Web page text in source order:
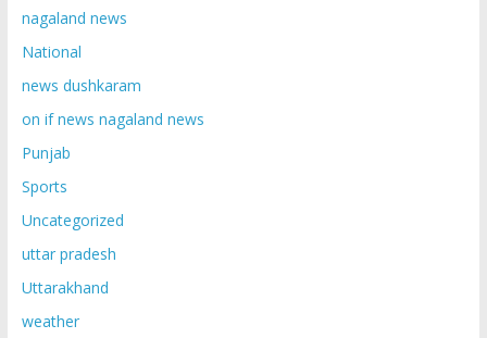
nagaland news
National
news dushkaram
on if news nagaland news
Punjab
Sports
Uncategorized
uttar pradesh
Uttarakhand
weather